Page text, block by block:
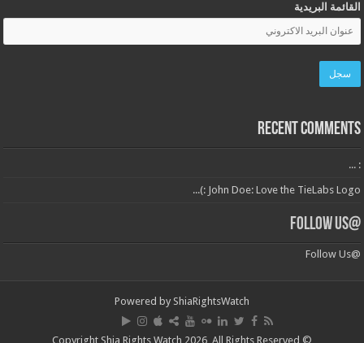
القائمة البريدية
Recent Comments
: ...
John Doe: Love the TieLabs Logo :)...
@Follow Us
@Follow Us
Powered by ShiaRightsWatch
© Copyright Shia Rights Watch 2026, All Rights Reserved